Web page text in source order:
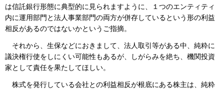
は信託銀行形態に典型的に見られますように、１つのエンティティ
内に運用部門と法人事業部門の両方が併存しているという形の利益
相反があるのではないかというご指摘。
それから、生保などにおきまして、法人取引等がある中、純粋に
議決権行使をしにくい可能性もあるが、しがらみを絶ち、機関投資
家として責任を果たしてほしい。
株式を発行している会社との利益相反が根底にある株主は、純粋